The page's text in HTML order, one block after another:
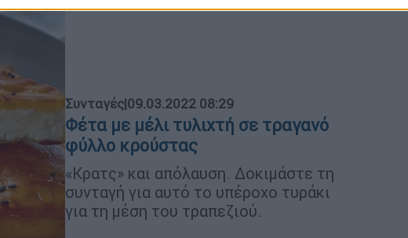
Συνταγές|09.03.2022 08:29
Φέτα με μέλι τυλιχτή σε τραγανό
φύλλο κρούστας
«Κρατς» και απόλαυση. Δοκιμάστε τη
συνταγή για αυτό το υπέροχο τυράκι
για τη μέση του τραπεζιού.